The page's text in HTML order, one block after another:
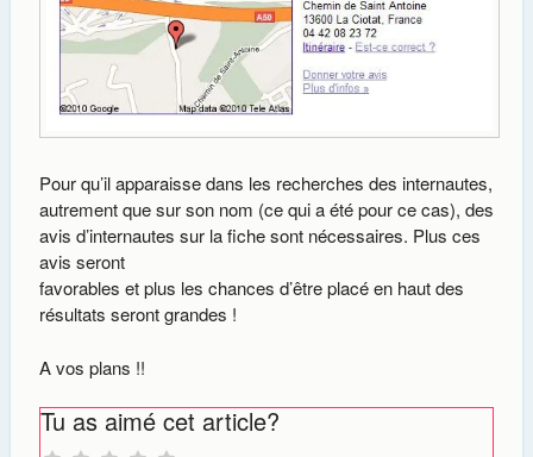
Pour qu’il apparaisse dans les recherches des internautes,
autrement que sur son nom (ce qui a été pour ce cas), des
avis d’internautes sur la fiche sont nécessaires. Plus ces
avis seront
favorables et plus les chances d’être placé en haut des
résultats seront grandes !
A vos plans !!
Tu as aimé cet article?